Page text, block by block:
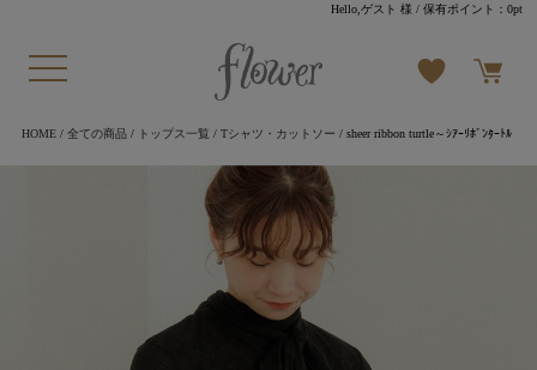
Hello,ゲスト 様 / 保有ポイント：0pt
HOME/ 全ての商品/ トップス一覧 / Tシャツ・カットソー / sheer ribbon turtle～ｼｱｰﾘﾎﾞﾝﾀｰﾄﾙ